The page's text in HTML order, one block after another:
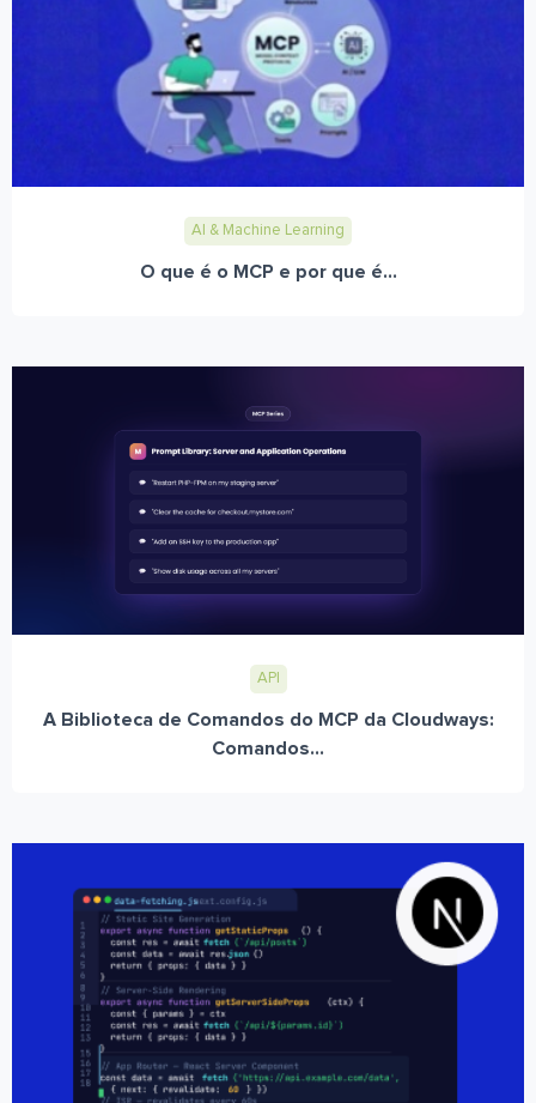
AI & Machine Learning
O que é o MCP e por que é...
API
A Biblioteca de Comandos do MCP da Cloudways:
Comandos...